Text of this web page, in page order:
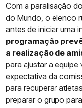
Com a paralisação
do Mundo, o elenco
antes de iniciar uma
programação
a realização de
para ajustar a
expectativa da
para recuperar
preparar o grupo